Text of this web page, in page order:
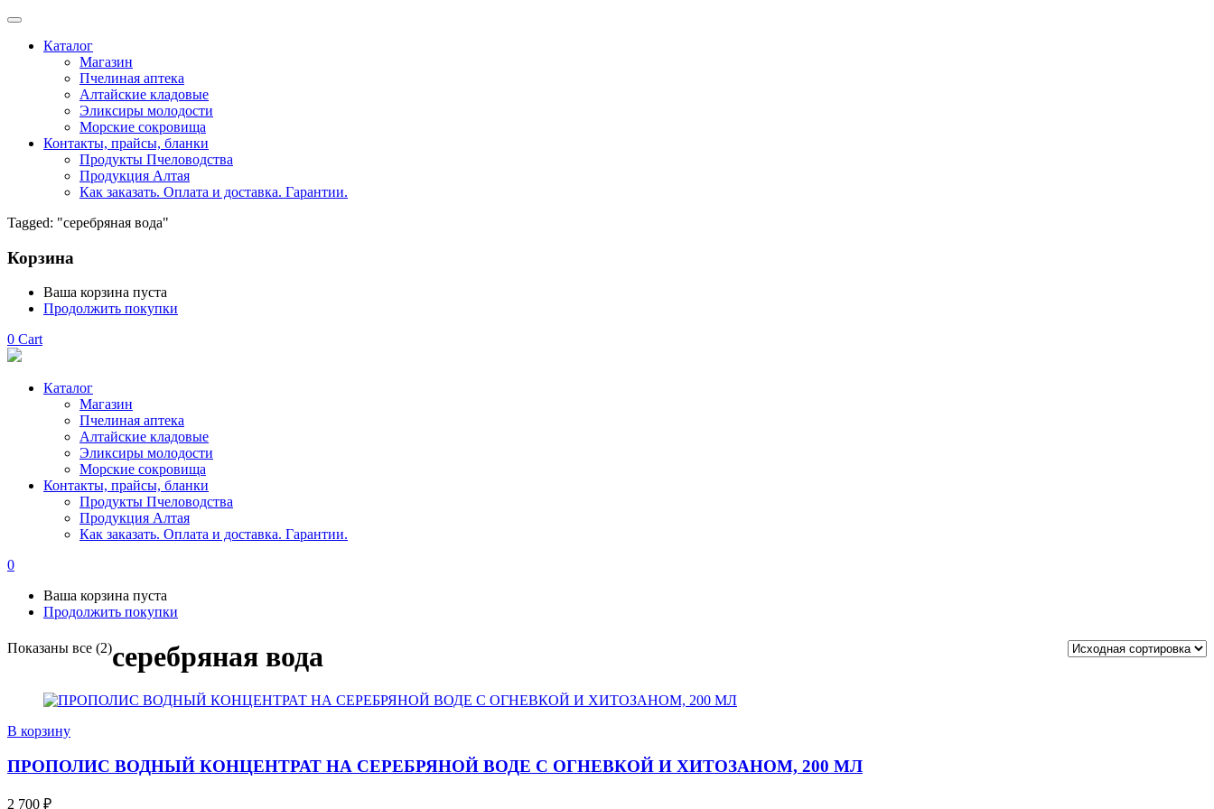
Каталог
Магазин
Пчелиная аптека
Алтайские кладовые
Эликсиры молодости
Морские сокровища
Контакты, прайсы, бланки
Продукты Пчеловодства
Продукция Алтая
Как заказать. Оплата и доставка. Гарантии.
Tagged: "серебряная вода"
Корзина
Ваша корзина пуста
Продолжить покупки
0 Cart
Каталог
Магазин
Пчелиная аптека
Алтайские кладовые
Эликсиры молодости
Морские сокровища
Контакты, прайсы, бланки
Продукты Пчеловодства
Продукция Алтая
Как заказать. Оплата и доставка. Гарантии.
0
Ваша корзина пуста
Продолжить покупки
Показаны все (2)серебряная вода
В корзину
ПРОПОЛИС ВОДНЫЙ КОНЦЕНТРАТ НА СЕРЕБРЯНОЙ ВОДЕ С ОГНЕВКОЙ И ХИТОЗАНОМ, 200 МЛ
2 700 ₽